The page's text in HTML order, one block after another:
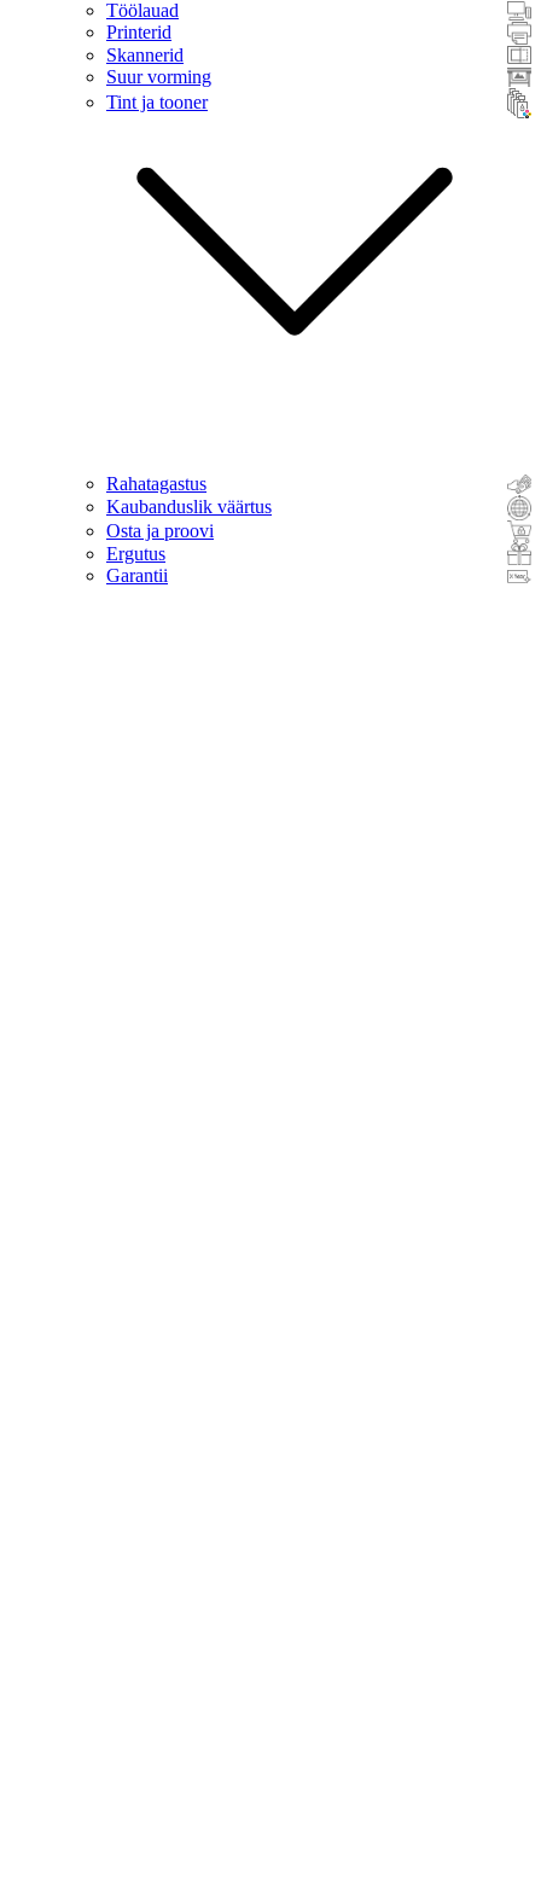
Töölauad
Printerid
Skannerid
Suur vorming
Tint ja tooner
Rahatagastus
Kaubanduslik väärtus
Osta ja proovi
Ergutus
Garantii